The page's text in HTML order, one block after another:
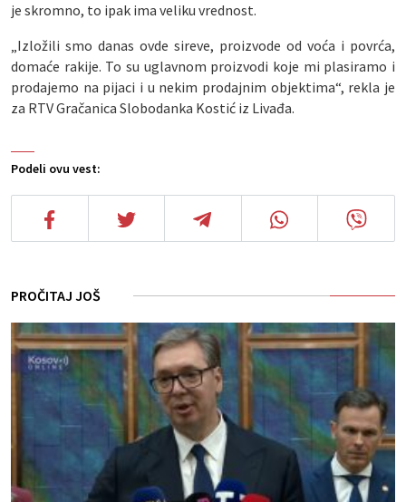
Podeli ovu vest:
je skromno, to ipak ima veliku vrednost.
„Izložili smo danas ovde sireve, proizvode od voća i povrća,
domaće rakije. To su uglavnom proizvodi koje mi plasiramo i
prodajemo na pijaci i u nekim prodajnim objektima“, rekla je
za RTV Gračanica Slobodanka Kostić iz Livađa.
PROČITAJ JOŠ